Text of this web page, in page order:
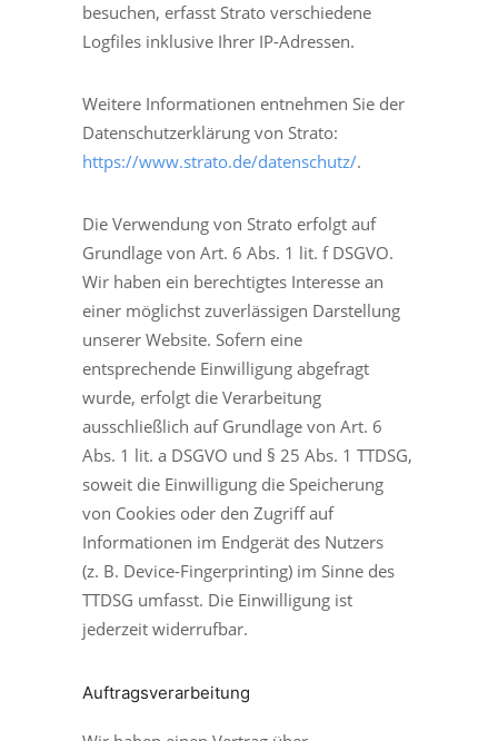
besuchen, erfasst Strato verschiedene
Logfiles inklusive Ihrer IP-Adressen.
Weitere Informationen entnehmen Sie der
Datenschutzerklärung von Strato:
https://www.strato.de/datenschutz/.
Die Verwendung von Strato erfolgt auf
Grundlage von Art. 6 Abs. 1 lit. f DSGVO.
Wir haben ein berechtigtes Interesse an
einer möglichst zuverlässigen Darstellung
unserer Website. Sofern eine
entsprechende Einwilligung abgefragt
wurde, erfolgt die Verarbeitung
ausschließlich auf Grundlage von Art. 6
Abs. 1 lit. a DSGVO und § 25 Abs. 1 TTDSG,
soweit die Einwilligung die Speicherung
von Cookies oder den Zugriff auf
Informationen im Endgerät des Nutzers
(z. B. Device-Fingerprinting) im Sinne des
TTDSG umfasst. Die Einwilligung ist
jederzeit widerrufbar.
Auftragsverarbeitung